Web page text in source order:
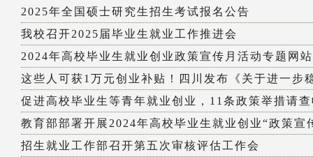
2025年全国硕士研究生招生考试报名公告
我校召开2025届毕业生就业工作推进会
2024年高校毕业生就业创业政策宣传月活动专题网
这些人可获1万元创业补贴！四川发布《关于进一步
促进高校毕业生等青年就业创业，11条政策举措请
教育部部署开展2024年高校毕业生就业创业“政策宣
招生就业工作部召开第五次审核评估工作会